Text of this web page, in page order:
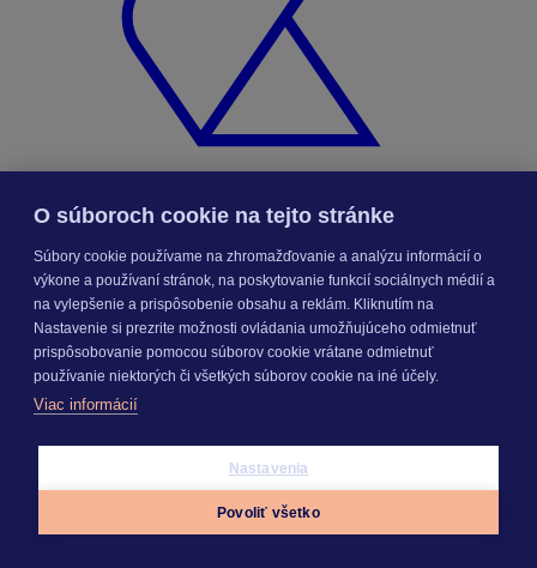
KROS Porovnanie ponúk
OdporúčanéFAQ
Príklad vytvorenia šanónu pre evidenciu mobilných telefónov
Nastavenie šanónov
ALFA plus
O súboroch cookie na tejto stránke
Súbory cookie používame na zhromažďovanie a analýzu informácií o
výkone a používaní stránok, na poskytovanie funkcií sociálnych médií a
na vylepšenie a prispôsobenie obsahu a reklám. Kliknutím na
Nastavenie si prezrite možnosti ovládania umožňujúceho odmietnuť
prispôsobovanie pomocou súborov cookie vrátane odmietnuť
používanie niektorých či všetkých súborov cookie na iné účely.
Viac informácií
Nastavenia
Povoliť všetko